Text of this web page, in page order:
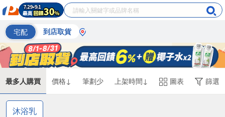
宅配 到店取貨
最多人購買 價格↓ 筆劃少 上架時間↓ 圖表 篩選
沐浴乳